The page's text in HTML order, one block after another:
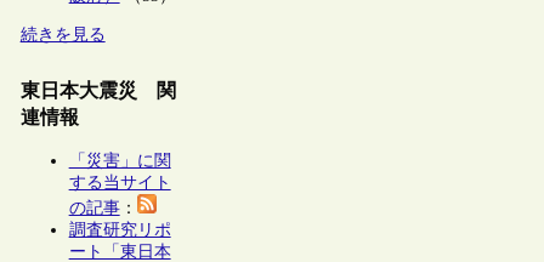
続きを見る
東日本大震災 関
連情報
「災害」に関
する当サイト
の記事：
調査研究リポ
ート「東日本